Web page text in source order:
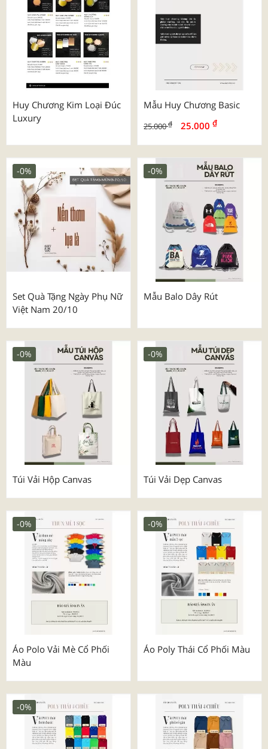
Huy Chương Kim Loại Đúc
Luxury
Mẫu Huy Chương Basic
25.000₫ 25.000 ₫
Set Quà Tặng Ngày Phụ Nữ
Việt Nam 20/10
-0%
Mẫu Balo Dây Rút
-0%
Túi Vải Hộp Canvas
-0%
Túi Vải Dẹp Canvas
-0%
Áo Polo Vải Mè Cổ Phối
Màu
-0%
Áo Poly Thái Cổ Phối Màu
-0%
-0%